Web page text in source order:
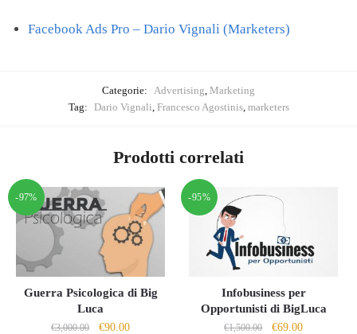
Facebook Ads Pro – Dario Vignali (Marketers)
Categorie: Advertising, Marketing
Tag: Dario Vignali, Francesco Agostinis, marketers
Prodotti correlati
-97%
Guerra Psicologica di Big
Luca
€3,000.00
Il
€90.00Il
-95%
Infobusiness per
Opportunisti di BigLuca
€1,500.00
Il
€69.00Il